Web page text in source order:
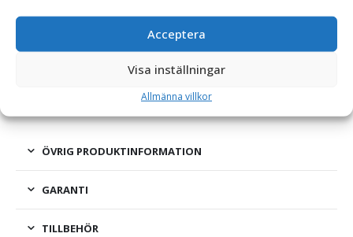
Acceptera
Visa inställningar
Allmänna villkor
Grindfäste S45 – för bult eller svets, vikt 30 kg
Grindfäste S45 som antingen bultas eller svetsas fast i
en standard. Diameter på skruvhålen är 17 mm.
ÖVRIG PRODUKTINFORMATION
GARANTI
TILLBEHÖR